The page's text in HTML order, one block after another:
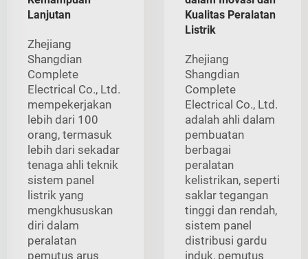
Lanjutan
Zhejiang
Shangdian
Complete
Electrical Co., Ltd.
mempekerjakan
lebih dari 100
orang, termasuk
lebih dari sekadar
tenaga ahli teknik
sistem panel
listrik yang
mengkhususkan
diri dalam
peralatan
pemutus arus
Kualitas Peralatan
Listrik
Zhejiang
Shangdian
Complete
Electrical Co., Ltd.
adalah ahli dalam
pembuatan
berbagai
peralatan
kelistrikan, seperti
saklar tegangan
tinggi dan rendah,
sistem panel
distribusi gardu
induk, pemutus